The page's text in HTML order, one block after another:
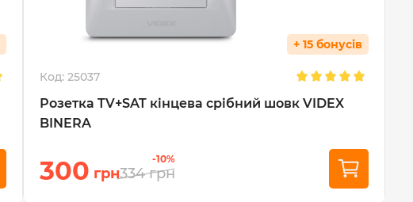
+ 15 бонусів
Код: 25037
Розетка TV+SAT кінцева срібний шовк VIDEX
BINERA
300 грн
-10%
334 грн